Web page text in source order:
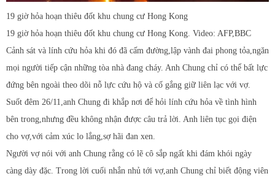
19 giờ hỏa hoạn thiêu đốt khu chung cư Hong Kong
19 giờ hỏa hoạn thiêu đốt khu chung cư Hong Kong. Video: AFP,BBC
Cảnh sát và lính cứu hỏa khi đó đã cấm đường,lập vành đai phong tỏa,ngăn
mọi người tiếp cận những tòa nhà đang cháy. Anh Chung chỉ có thể bất lực
đứng bên ngoài theo dõi nỗ lực cứu hộ và cố gắng giữ liên lạc với vợ.
Suốt đêm 26/11,anh Chung đi khắp nơi để hỏi lính cứu hỏa về tình hình
bên trong,nhưng đều không nhận được câu trả lời. Anh liên tục gọi điện
cho vợ,với cảm xúc lo lắng,sợ hãi đan xen.
Người vợ nói với anh Chung rằng có lẽ cô sắp ngất khi đám khói ngày
càng dày đặc. Trong lời cuối nhắn nhủ tới vợ,anh Chung chỉ biết động viên